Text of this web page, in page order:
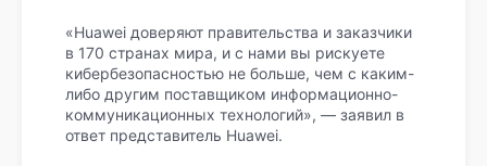
«Huawei доверяют правительства и заказчики
в 170 странах мира, и с нами вы рискуете
кибербезопасностью не больше, чем с каким-
либо другим поставщиком информационно-
коммуникационных технологий», — заявил в
ответ представитель Huawei.